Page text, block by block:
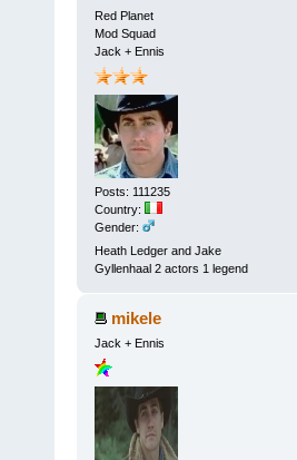
Red Planet
Mod Squad
Jack + Ennis
Posts: 111235
Country:
Gender:
Heath Ledger and Jake
Gyllenhaal 2 actors 1 legend
mikele
Jack + Ennis